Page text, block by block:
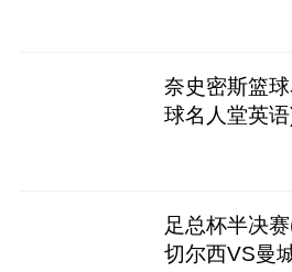
奈史密斯篮
球名人堂英
足总杯半决
切尔西VS曼